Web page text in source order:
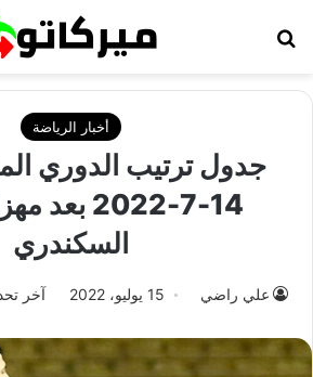
أخبار الرياضة
جدول ترتيب الدوري
14-7-2022
السكندري
علي راضي 15 يوليو، 2022 آخر تحديث: 16